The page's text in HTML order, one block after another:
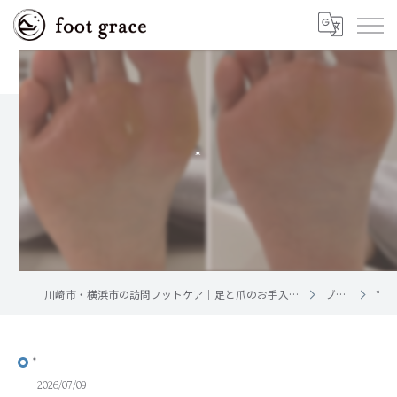
*
川崎市・横浜市の訪問フットケア｜足と爪のお手入れ屋さん foot grace ブログ *
*
2026/07/09